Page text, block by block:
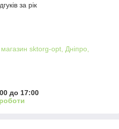
за рік
sktorg-opt, Дніпро,
до 17:00